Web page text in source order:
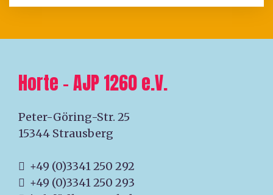
Horte – AJP 1260 e.V.
Peter-Göring-Str. 25
15344 Strausberg
+49 (0)3341 250 292
+49 (0)3341 250 293